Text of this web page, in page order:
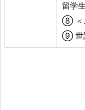
留学
⑧ ＜
⑨ 世